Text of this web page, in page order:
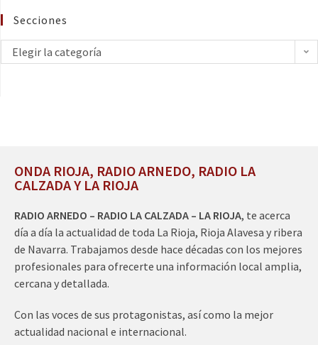
Secciones
Elegir la categoría
ONDA RIOJA, RADIO ARNEDO, RADIO LA
CALZADA Y LA RIOJA
RADIO ARNEDO – RADIO LA CALZADA – LA RIOJA, te acerca
día a día la actualidad de toda La Rioja, Rioja Alavesa y ribera
de Navarra. Trabajamos desde hace décadas con los mejores
profesionales para ofrecerte una información local amplia,
cercana y detallada.
Con las voces de sus protagonistas, así como la mejor
actualidad nacional e internacional.